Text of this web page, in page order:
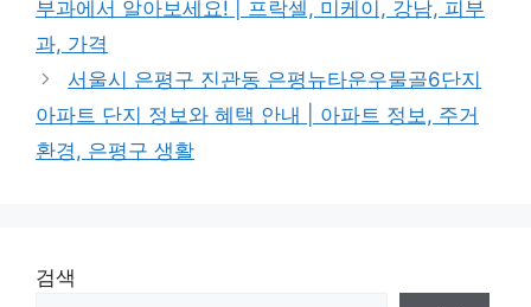
부과에서 알아보세요! | 프락셀, 미케이, 강남, 피부
과, 가격
서울시 은평구 진관동 은평뉴타운우물골6단지
아파트 단지 정보와 혜택 안내 | 아파트 정보, 주거
환경, 은평구 생활
검색